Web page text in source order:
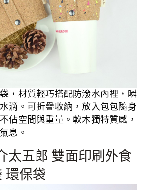
，材質輕巧搭配防潑水內裡，瞬
滴。可折疊收納，放入包包隨身
佔空間與重量。軟木獨特質感，
息。
太五郎 雙面印刷外食
環保袋